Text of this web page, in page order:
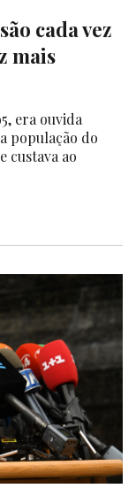
cada vez
mais
era ouvida
população do
custava ao